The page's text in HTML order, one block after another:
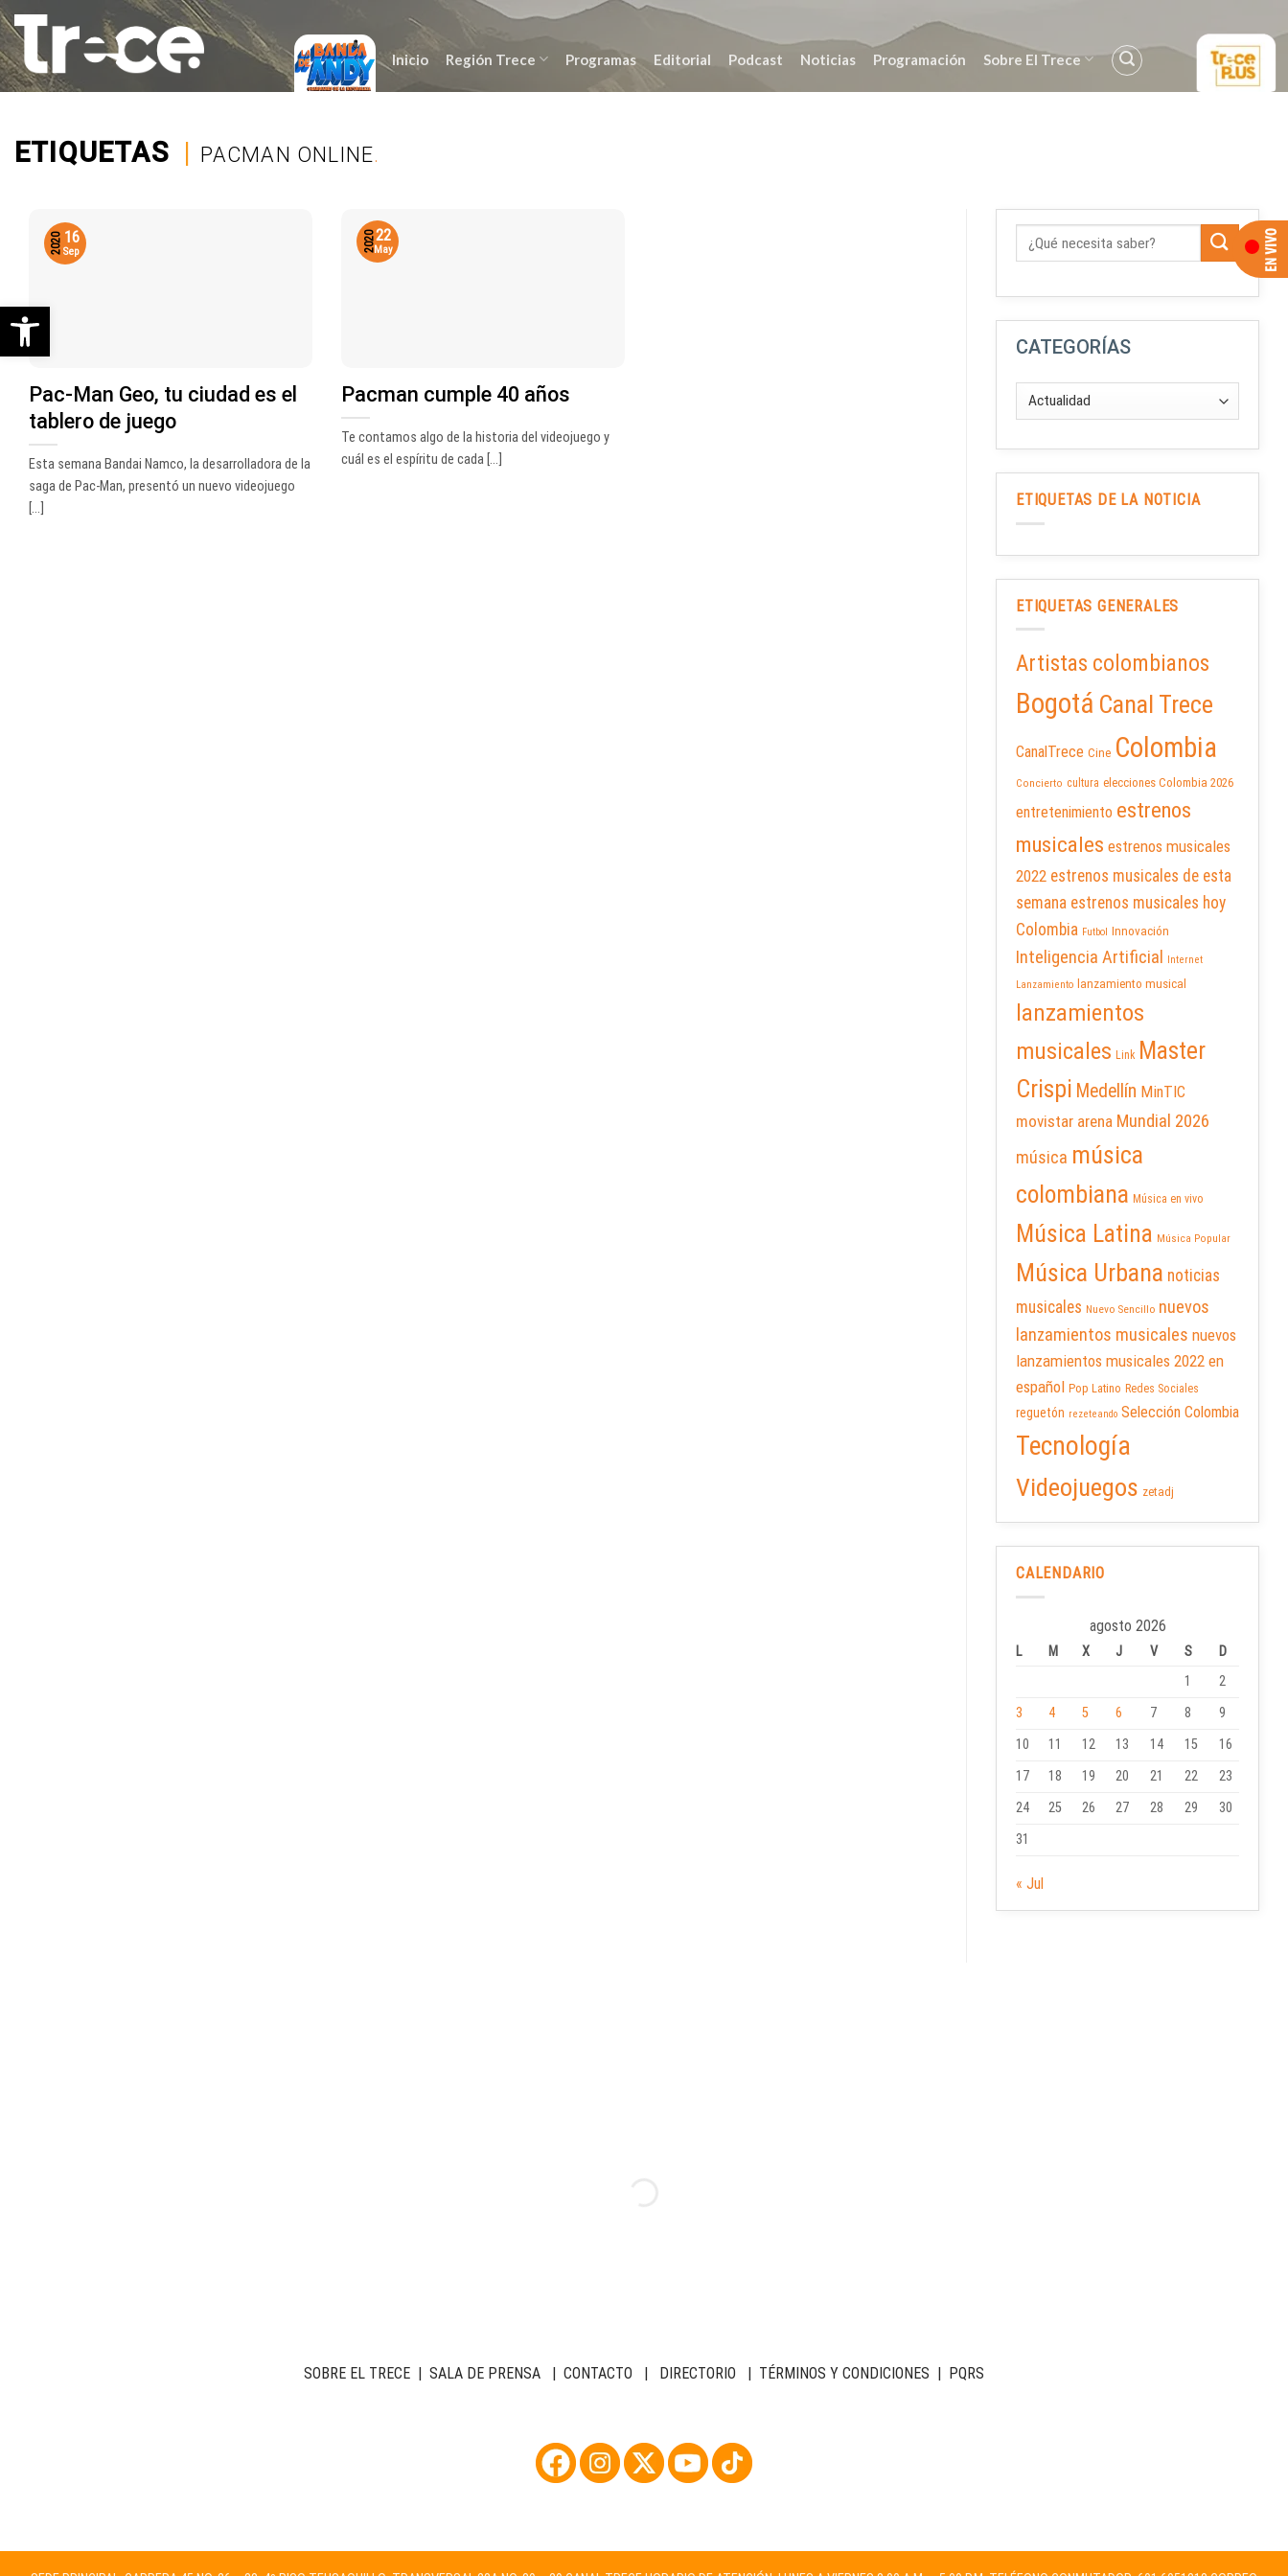
Saltar
al
contenido
Inicio Región Trece Programas Editorial Podcast Noticias Programación Sobre El Trece
ETIQUETAS | PACMAN ONLINE.
Pac-Man Geo, tu ciudad es el
tablero de juego
Esta semana Bandai Namco, la desarrolladora de la
saga de Pac-Man, presentó un nuevo videojuego
[...]
16
Sep
2020
Pacman cumple 40 años
Te contamos algo de la historia del videojuego y
cuál es el espíritu de cada [...]
22
May
2020
CATEGORÍAS
ETIQUETAS DE LA NOTICIA
ETIQUETAS GENERALES
Artistas colombianos
Bogotá Canal Trece
CanalTrece Cine Colombia
Concierto cultura elecciones Colombia 2026
entretenimiento estrenos
musicales estrenos musicales
2022 estrenos musicales de esta
semana estrenos musicales hoy
Colombia Futbol Innovación
Inteligencia Artificial
Internet
Lanzamiento
lanzamiento musical
lanzamientos
musicales Link Master
Crispi Medellín MinTIC
movistar arena Mundial 2026
música música
colombiana Música en vivo
Música Latina Música Popular
Música Urbana noticias
musicales Nuevo Sencillo nuevos
lanzamientos musicales nuevos
lanzamientos musicales 2022 en
español Pop Latino Redes Sociales
reguetón rezeteando Selección Colombia
Tecnología
Videojuegos zetadj
CALENDARIO
agosto 2026
L M X J V S
D
1
2
3
4 5 6 7 8
9
10
11 12 13 14 15
16
17
18 19 20 21 22
23
24
25 26 27 28 29
30
31
« Jul
SOBRE EL TRECE | SALA DE PRENSA | CONTACTO | DIRECTORIO | TÉRMINOS Y CONDICIONES | PQRS
Abrir barra de herramientas